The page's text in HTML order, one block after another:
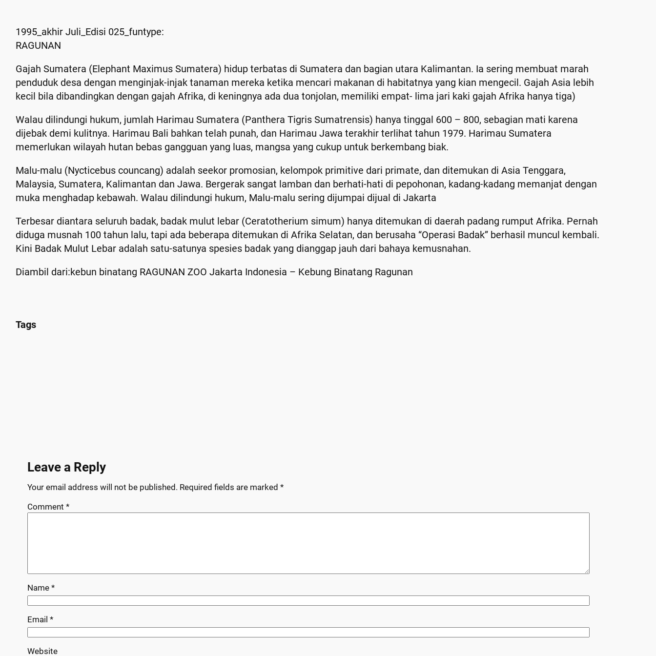
1995_akhir Juli_Edisi 025_funtype:
RAGUNAN
Gajah Sumatera (Elephant Maximus Sumatera) hidup terbatas di Sumatera dan bagian utara Kalimantan. Ia sering membuat marah
penduduk desa dengan menginjak-injak tanaman mereka ketika mencari makanan di habitatnya yang kian mengecil. Gajah Asia lebih
kecil bila dibandingkan dengan gajah Afrika, di keningnya ada dua tonjolan, memiliki empat- lima jari kaki gajah Afrika hanya tiga)
Walau dilindungi hukum, jumlah Harimau Sumatera (Panthera Tigris Sumatrensis) hanya tinggal 600 – 800, sebagian mati karena
dijebak demi kulitnya. Harimau Bali bahkan telah punah, dan Harimau Jawa terakhir terlihat tahun 1979. Harimau Sumatera
memerlukan wilayah hutan bebas gangguan yang luas, mangsa yang cukup untuk berkembang biak.
Malu-malu (Nycticebus councang) adalah seekor promosian, kelompok primitive dari primate, dan ditemukan di Asia Tenggara,
Malaysia, Sumatera, Kalimantan dan Jawa. Bergerak sangat lamban dan berhati-hati di pepohonan, kadang-kadang memanjat dengan
muka menghadap kebawah. Walau dilindungi hukum, Malu-malu sering dijumpai dijual di Jakarta
Terbesar diantara seluruh badak, badak mulut lebar (Ceratotherium simum) hanya ditemukan di daerah padang rumput Afrika. Pernah
diduga musnah 100 tahun lalu, tapi ada beberapa ditemukan di Afrika Selatan, dan berusaha “Operasi Badak” berhasil muncul kembali.
Kini Badak Mulut Lebar adalah satu-satunya spesies badak yang dianggap jauh dari bahaya kemusnahan.
Diambil dari:kebun binatang RAGUNAN ZOO Jakarta Indonesia – Kebung Binatang Ragunan
Tags
Leave a Reply
Your email address will not be published. Required fields are marked *
Comment *
Name *
Email *
Website